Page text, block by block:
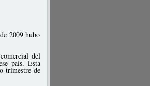
2009 hubo
del
país. Esta
trimestre de